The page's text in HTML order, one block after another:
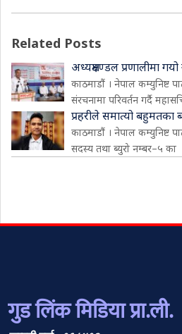
Related Posts
अध्यक्षमण्डल प्रणालीमा
काठमाडौं । नेपाल कम्युनिष्ट
संरचनामा परिवर्तन गर्दै
प्रहरीले समात्यो बहुमतका
काठमाडौं । नेपाल कम्युनिष्ट
सदस्य तथा ब्युरो नम्बर–५ का
गुड लिंक मिडिया प्रा.ली.